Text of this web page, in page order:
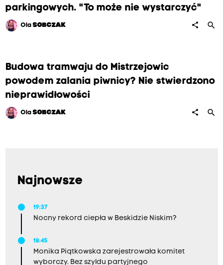
parkingowych. "To może nie wystarczyć"
OlaSOBCZAK share search
Budowa tramwaju do Mistrzejowic
powodem zalania piwnicy? Nie stwierdzono
nieprawidłowości
OlaSOBCZAK share search
Najnowsze
19:37
Nocny rekord ciepła w Beskidzie Niskim?
18:45
Monika Piątkowska zarejestrowała komitet
wyborczy. Bez szyldu partyjnego